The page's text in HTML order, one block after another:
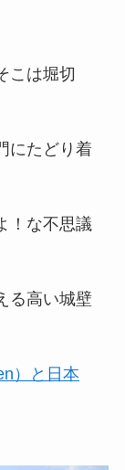
こは堀切
にたどり着
！な不思議
る高い城壁
）と日本